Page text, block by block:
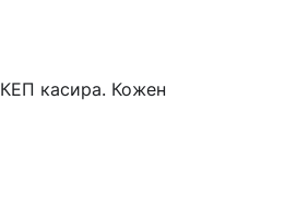
касира. Кожен